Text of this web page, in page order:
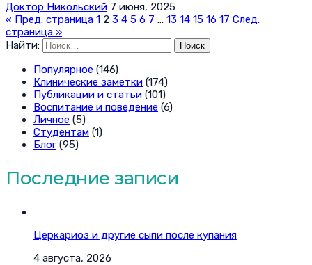
Доктор Никольский 7 июня, 2025
« Пред. страница 1 2 3 4 5 6 7 … 13 14 15 16 17 След.
страница »
Найти:
Популярное (146)
Клинические заметки (174)
Публикации и статьи (101)
Воспитание и поведение (6)
Личное (5)
Студентам (1)
Блог (95)
Последние записи
Церкариоз и другие сыпи после купания
4 августа, 2026